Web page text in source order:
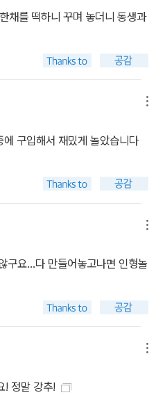
채를 떡하니 꾸며 놓더니 동생과
구입해서 재밌게 놀았습니다
구요...다 만들어놓고나면 인형놀
! 정말 강추!